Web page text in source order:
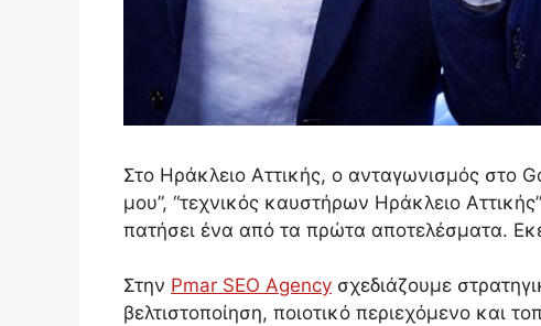
Στο Ηράκλειο Αττικής, ο ανταγωνισμός στο
μου”, “τεχνικός καυστήρων Ηράκλειο
πατήσει ένα από τα πρώτα αποτελέσματα.
Στην Pmar SEO Agency σχεδιάζουμε
βελτιστοποίηση, ποιοτικό περιεχόμενο και